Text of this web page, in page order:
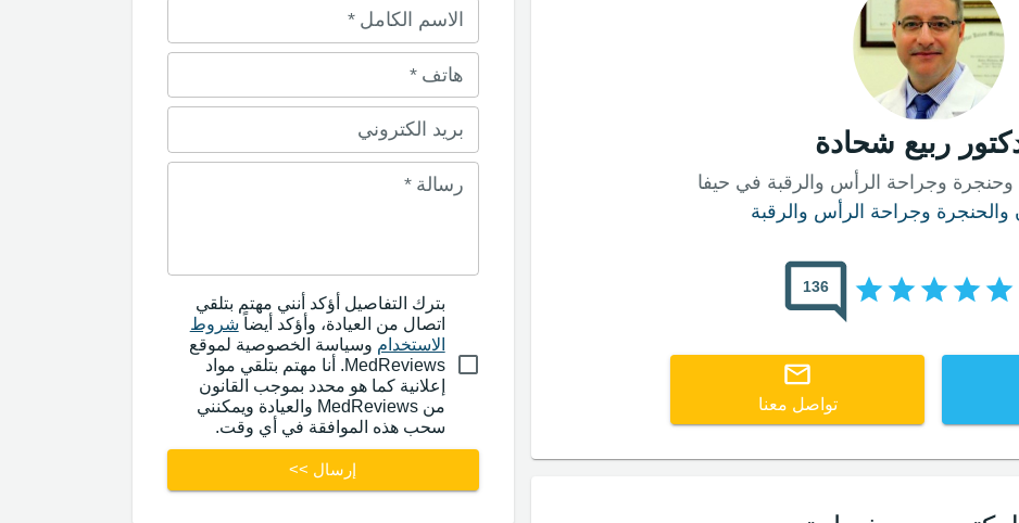
ربيع شحادة
وجراحة الرأس والرقبة في حيفا
والحنجرة وجراحة الرأس والرقبة
136
تواصل معنا
الاسم الكامل *
هاتف *
بريد الكتروني
رسالة *
بترك التفاصيل أؤكد أنني مهتم بتلقي
اتصال من العيادة، وأؤكد أيضاً شروط
الاستخدام وسياسة الخصوصية لموقع
MedReviews. أنا مهتم بتلقي مواد
إعلانية كما هو محدد بموجب القانون
من MedReviews والعيادة ويمكنني
سحب هذه الموافقة في أي وقت.
إرسال >>